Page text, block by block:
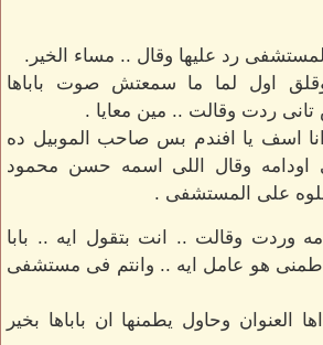
رد عليها وقال .. مساء الخير.
اول لما ما سمعتش صوت باباها
ردت وقالت .. مين معايا .
اسف يا افندم بس صاحب الموبيل ده
اودامه وقال اللى اسمه حسن محمود
على المستشفى .
وردت وقالت .. انت بتقول ايه .. بابا
هو عامل ايه .. وانتم فى مستشفى
العنوان وحاول يطمنها ان باباها بخير